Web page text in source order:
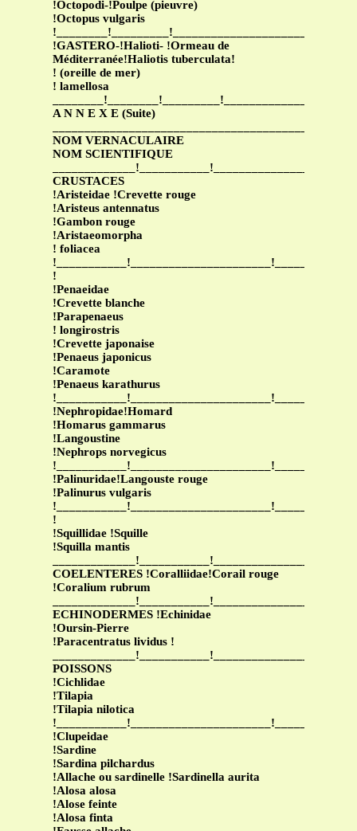
!Octopodi-!Poulpe (pieuvre)
!Octopus vulgaris
!GASTERO-!Halioti- !Ormeau de
Méditerranée!Haliotis tuberculata!
! (oreille de mer)
! lamellosa
A N N E X E (Suite)
NOM VERNACULAIRE
NOM SCIENTIFIQUE
CRUSTACES
!Aristeidae !Crevette rouge
!Aristeus antennatus
!Gambon rouge
!Aristaeomorpha
! foliacea
!
!Penaeidae
!Crevette blanche
!Parapenaeus
! longirostris
!Crevette japonaise
!Penaeus japonicus
!Caramote
!Penaeus karathurus
!Nephropidae!Homard
!Homarus gammarus
!Langoustine
!Nephrops norvegicus
!Palinuridae!Langouste rouge
!Palinurus vulgaris
!
!Squillidae !Squille
!Squilla mantis
COELENTERES !Coralliidae!Corail rouge
!Coralium rubrum
ECHINODERMES !Echinidae
!Oursin-Pierre
!Paracentratus lividus !
POISSONS
!Cichlidae
!Tilapia
!Tilapia nilotica
!Clupeidae
!Sardine
!Sardina pilchardus
!Allache ou sardinelle !Sardinella aurita
!Alosa alosa
!Alose feinte
!Alosa finta